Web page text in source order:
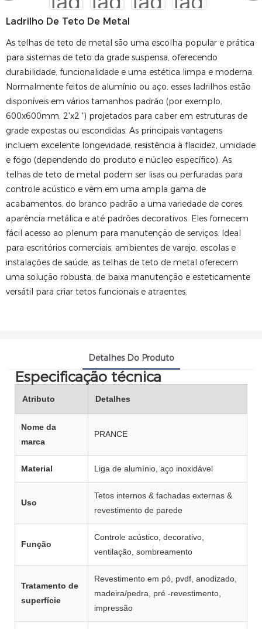
Ladrilho De Teto De Metal
As telhas de teto de metal são uma escolha popular e prática
para sistemas de teto da grade suspensa, oferecendo
durabilidade, funcionalidade e uma estética limpa e moderna.
Normalmente feitos de alumínio ou aço, esses ladrilhos estão
disponíveis em vários tamanhos padrão (por exemplo,
600x600mm, 2'x2 ') projetados para caber em estruturas de
grade expostas ou escondidas. As principais vantagens
incluem excelente longevidade, resistência à flacidez, umidade
e fogo (dependendo do produto e núcleo específico). As
telhas de teto de metal podem ser lisas ou perfuradas para
controle acústico e vêm em uma ampla gama de
acabamentos, do branco padrão a uma variedade de cores,
aparência metálica e até padrões decorativos. Eles fornecem
fácil acesso ao plenum para manutenção de serviços. Ideal
para escritórios comerciais, ambientes de varejo, escolas e
instalações de saúde, as telhas de teto de metal oferecem
uma solução robusta, de baixa manutenção e esteticamente
versátil para criar tetos funcionais e atraentes.
Detalhes Do Produto
Especificação técnica
Atributo Detalhes
Nome da
marca
PRANCE
Material Liga de alumínio, aço inoxidável
Uso
Tetos internos & fachadas externas &
revestimento de parede
Função
Controle acústico, decorativo,
ventilação, sombreamento
Tratamento de
superfície
Revestimento em pó, pvdf, anodizado,
madeira/pedra, pré -revestimento,
impressão